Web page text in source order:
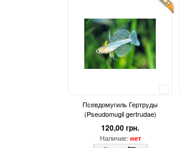
Псевдомугиль Гертруды
(Pseudomugil gertrudae)
120,00 грн.
Наличие: нет